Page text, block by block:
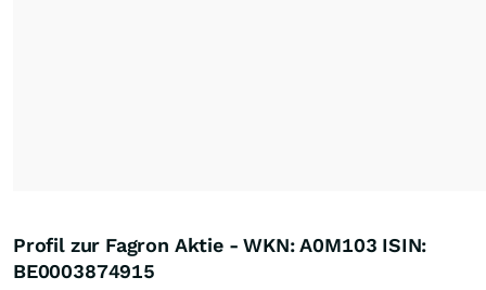
Profil zur Fagron Aktie - WKN: A0M103 ISIN:
BE0003874915